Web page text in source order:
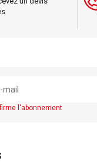
l'abonnement